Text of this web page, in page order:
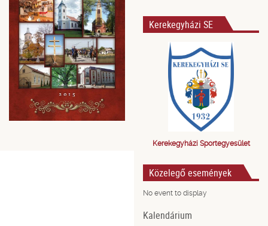
Kerekegyházi SE
Kerekegyházi Sportegyesület
Közelegő események
No event to display
Kalendárium